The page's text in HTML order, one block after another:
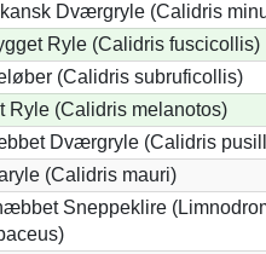
Dværgryle (Calidris
Ryle (Calidris fuscicollis)
(Calidris subruficollis)
Ryle (Calidris melanotos)
Dværgryle (Calidris
(Calidris mauri)
Sneppeklire